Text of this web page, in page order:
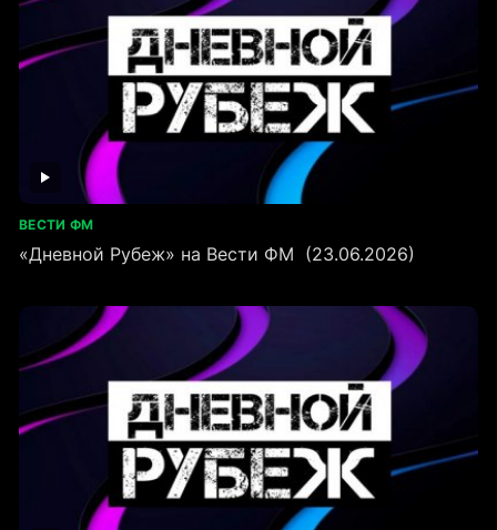
ВЕСТИ ФМ
«Дневной Рубеж» на Вести ФМ (23.06.2026)